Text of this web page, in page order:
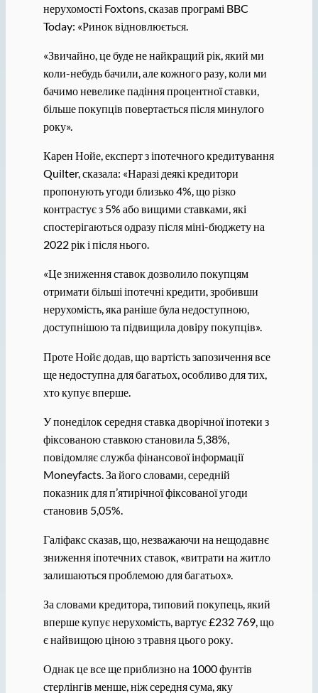
нерухомості Foxtons, сказав програмі BBC
Today: «Ринок відновлюється.
«Звичайно, це буде не найкращий рік, який ми
коли-небудь бачили, але кожного разу, коли ми
бачимо невелике падіння процентної ставки,
більше покупців повертається після минулого
року».
Карен Нойе, експерт з іпотечного кредитування
Quilter, сказала: «Наразі деякі кредитори
пропонують угоди близько 4%, що різко
контрастує з 5% або вищими ставками, які
спостерігаються одразу після міні-бюджету на
2022 рік і після нього.
«Це зниження ставок дозволило покупцям
отримати більші іпотечні кредити, зробивши
нерухомість, яка раніше була недоступною,
доступнішою та підвищила довіру покупців».
Проте Нойє додав, що вартість запозичення все
ще недоступна для багатьох, особливо для тих,
хто купує вперше.
У понеділок середня ставка дворічної іпотеки з
фіксованою ставкою становила 5,38%,
повідомляє служба фінансової інформації
Moneyfacts. За його словами, середній
показник для п’ятирічної фіксованої угоди
становив 5,05%.
Галіфакс сказав, що, незважаючи на нещодавнє
зниження іпотечних ставок, «витрати на житло
залишаються проблемою для багатьох».
За словами кредитора, типовий покупець, який
вперше купує нерухомість, вартує £232 769, що
є найвищою ціною з травня цього року.
Однак це все ще приблизно на 1000 фунтів
стерлінгів менше, ніж середня сума, яку